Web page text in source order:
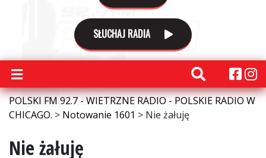
SŁUCHAJ RADIA
POLSKI FM 92.7 - WIETRZNE RADIO - POLSKIE RADIO W
CHICAGO. > Notowanie 1601 > Nie żałuję
Nie żałuję